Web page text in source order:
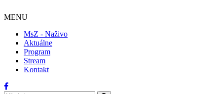
MENU
MsZ - Naživo
Aktuálne
Program
Stream
Kontakt